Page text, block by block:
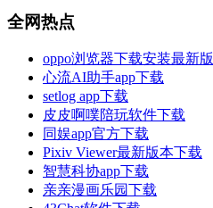
全网热点
oppo浏览器下载安装最新版
心流AI助手app下载
setlog app下载
皮皮啊噗陪玩软件下载
同娱app官方下载
Pixiv Viewer最新版本下载
智慧科协app下载
亲亲漫画乐园下载